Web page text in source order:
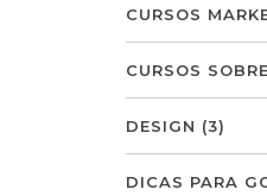
CURSOS
CURSOS
DESIGN (3)
DICAS PARA